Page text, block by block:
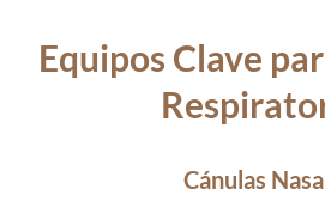
Equipos Clave
Cánulas